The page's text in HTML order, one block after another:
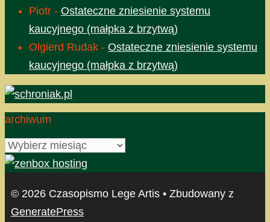
Piotr - Ostateczne zniesienie systemu
kaucyjnego (małpka z brzytwą)
Olgierd Rudak - Ostateczne zniesienie systemu
kaucyjnego (małpka z brzytwą)
archiwum
archiwum
© 2026 Czasopismo Lege Artis • Zbudowany z
GeneratePress